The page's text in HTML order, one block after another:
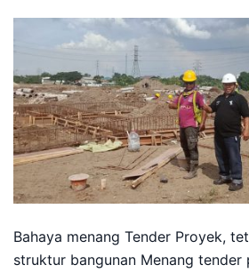
Bahaya menang Tender Proyek,
struktur bangunan Menang